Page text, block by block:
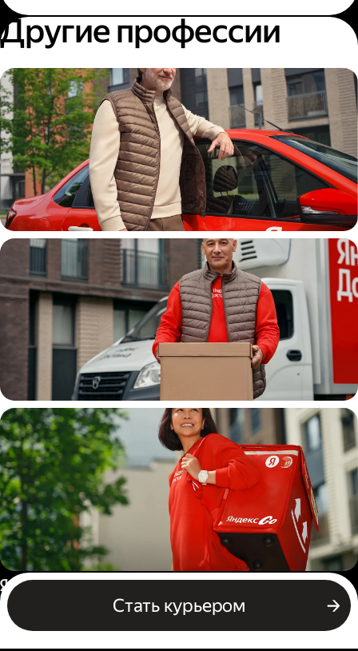
Другие профессии
Автокурьер
Водитель
грузовой машины
Пеший курьер
Стать курьером
Россия
Бизнесу